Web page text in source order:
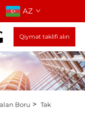
AZ
Qiymət təklifi alın
Boru > Tək